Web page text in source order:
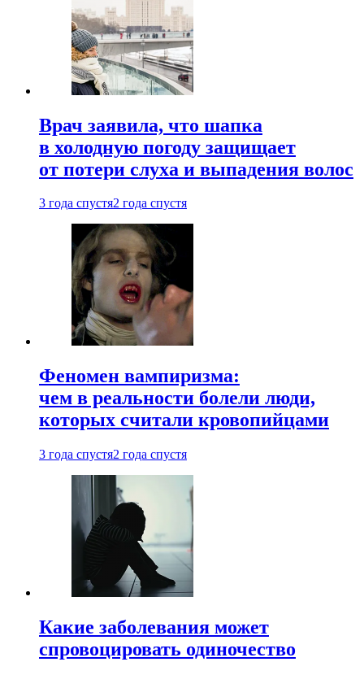
Врач заявила, что шапка
в холодную погоду защищает
от потери слуха и выпадения волос
3 года спустя2 года спустя
Феномен вампиризма:
чем в реальности болели люди,
которых считали кровопийцами
3 года спустя2 года спустя
Какие заболевания может
спровоцировать одиночество